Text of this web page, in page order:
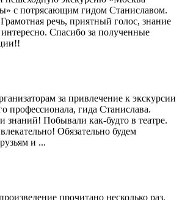
с потрясающим гидом Станиславом.
речь, приятный голос, знание
Спасибо за полученные
за привлечение к экскурсии
профессионала, гида Станислава.
знаний! Побывали как-будто в театре.
Обязательно будем
и ...
прочитано несколько раз,